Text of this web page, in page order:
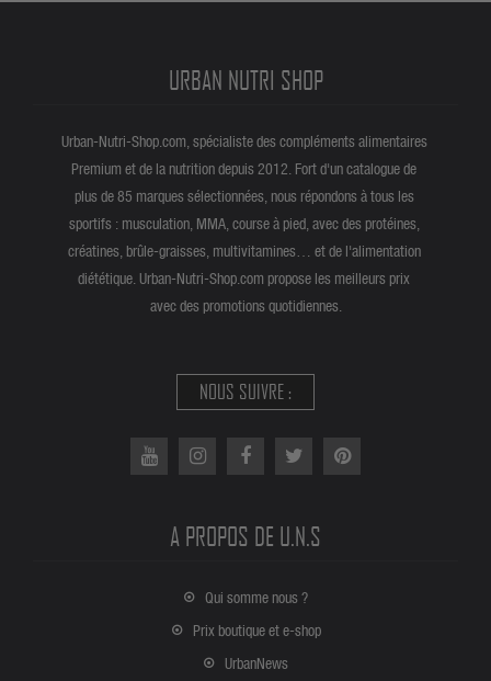
URBAN NUTRI SHOP
Urban-Nutri-Shop.com, spécialiste des compléments alimentaires
Premium et de la nutrition depuis 2012. Fort d'un catalogue de
plus de 85 marques sélectionnées, nous répondons à tous les
sportifs : musculation, MMA, course à pied, avec des protéines,
créatines, brûle-graisses, multivitamines… et de l'alimentation
diététique. Urban-Nutri-Shop.com propose les meilleurs prix
avec des promotions quotidiennes.
NOUS SUIVRE :
A PROPOS DE U.N.S
Qui somme nous ?
Prix boutique et e-shop
UrbanNews